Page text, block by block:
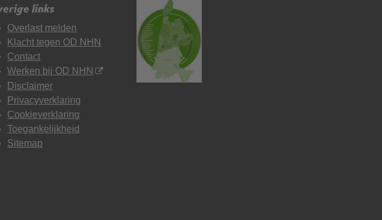
links
Overlast melden
Klacht tegen OD NHN
Contact
Werken bij OD NHN
Disclaimer
Privacyverklaring
Cookieverklaring
Toegankelijkheid
Sitemap